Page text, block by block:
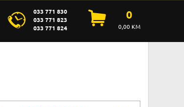
033 771 830
033 771 823
033 771 824
0
0,00KM